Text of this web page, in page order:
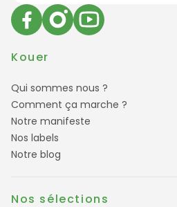
Kouer
Qui sommes nous ?
Comment ça marche ?
Notre manifeste
Nos labels
Notre blog
Nos sélections